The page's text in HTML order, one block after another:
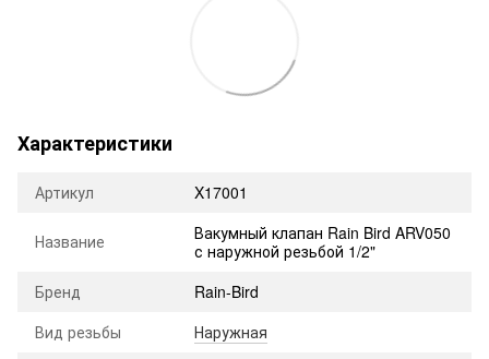
Характеристики
Артикул X17001
Название
Вакумный клапан Rain Bird ARV050
с наружной резьбой 1/2"
Бренд
Rain-Bird
Вид резьбы
Наружная